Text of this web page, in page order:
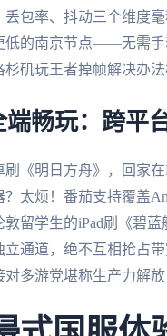
丢包率、抖动三个维度
低的南京节点——无需
矶玩王者掉帧解决办
端畅玩：跨平
刷《明日方舟》，回家
太烦！番茄支持覆盖
留学生的iPad刷《碧
立通道，绝不互相抢占
多游党堪称生产力解